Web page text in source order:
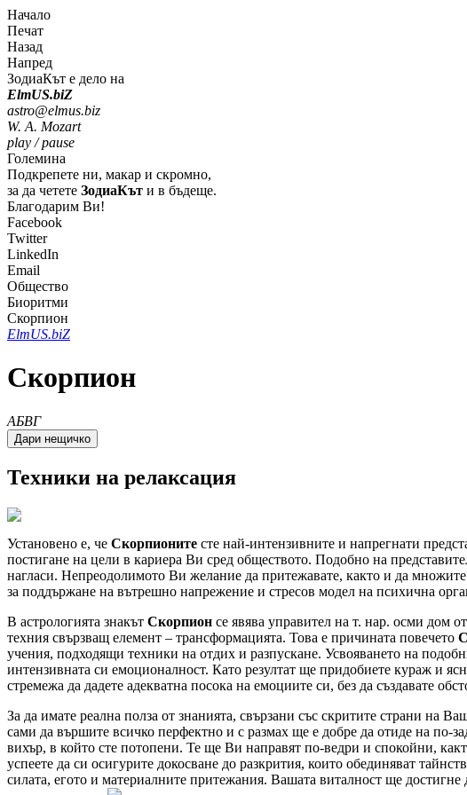
Начало
Печат
Назад
Напред
ЗодиаКът е дело на
ElmUS.biZ
astro@elmus.biz
W. A. Mozart
play / pause
Големина
Подкрепете ни, макар и скромно,
за да четете ЗодиаКът и в бъдеще.
Благодарим Ви!
Facebook
Twitter
LinkedIn
Email
Общество
Биоритми
Скорпион
ElmUS.biZ
Скорпион
AБВГ
Техники на релаксация
Установено е, че Скорпионите сте най-интензивните и напрегнати
постигане на цели в кариера Ви сред обществото. Подобно на
нагласи. Непреодолимото Ви желание да притежавате, както и да
за поддържане на вътрешно напрежение и стресов модел на психична
В астрологията знакът Скорпион се явява управител на т. нар. осми дом
техния свързващ елемент – трансформацията. Това е причината повечето
учения, подходящи техники на отдих и разпускане. Усвояването на
интензивната си емоционалност. Като резултат ще придобиете кураж и
стремежа да дадете адекватна посока на емоциите си, без да създавате
За да имате реална полза от знанията, свързани със скритите страни на
сами да вършите всичко перфектно и с размах ще е добре да отиде на по-
вихър, в който сте потопени. Те ще Ви направят по-ведри и спокойни,
успеете да си осигурите докосване до разкрития, които обединяват
силата, егото и материалните притежания. Вашата виталност ще